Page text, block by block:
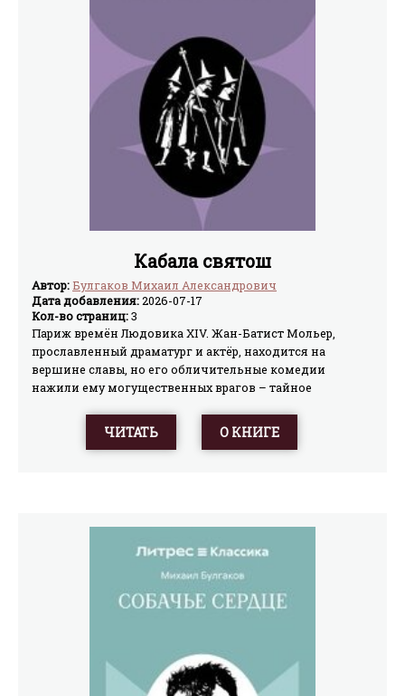
Кабала святош
Автор:Булгаков Михаил Александрович
Дата добавления:2026-07-17
Кол-во страниц:3
Париж времён Людовика XIV. Жан-Батист Мольер,
прославленный драматург и актёр, находится на
вершине славы, но его обличительные комедии
нажили ему могущественных врагов – тайное
колеблется между покровительством и опалой, вокруг
Мольера сжимается кольцо интриг, доносов и
ЧИТАТЬ О КНИГЕ